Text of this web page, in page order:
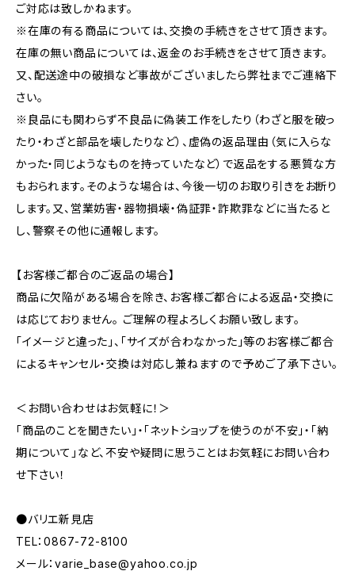
ご対応は致しかねます。
※在庫の有る商品については、交換の手続きをさせて頂きます。
在庫の無い商品については、返金のお手続きをさせて頂きます。
又、配送途中の破損など事故がございましたら弊社までご連絡下
さい。
※良品にも関わらず不良品に偽装工作をしたり（わざと服を破っ
たり・わざと部品を壊したりなど）、虚偽の返品理由（気に入らな
かった・同じようなものを持っていたなど）で返品をする悪質な方
もおられます。そのような場合は、今後一切のお取り引きをお断り
します。又、営業妨害・器物損壊・偽証罪・詐欺罪などに当たると
し、警察その他に通報します。
【お客様ご都合のご返品の場合】
商品に欠陥がある場合を除き、お客様ご都合による返品・交換に
は応じておりません。 ご理解の程よろしくお願い致します。
「イメージと違った」、「サイズが合わなかった」等のお客様ご都合
によるキャンセル・交換は対応し兼ねますので予めご了承下さい。
＜お問い合わせはお気軽に！＞
「商品のことを聞きたい」・「ネットショップを使うのが不安」・「納
期について」など、不安や疑問に思うことはお気軽にお問い合わ
せ下さい！
●バリエ新見店
TEL：0867-72-8100
メール：varie_base@yahoo.co.jp